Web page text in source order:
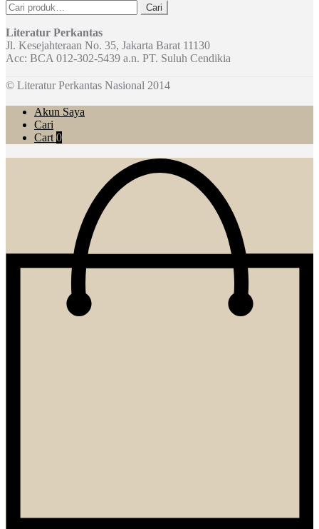
Pencarian
untuk:
Cari
Literatur Perkantas
Jl. Kesejahteraan No. 35, Jakarta Barat 11130
Acc: BCA 012-302-5439 a.n. PT. Suluh Cendikia
© Literatur Perkantas Nasional 2014
Akun Saya
Cari
Cart 0